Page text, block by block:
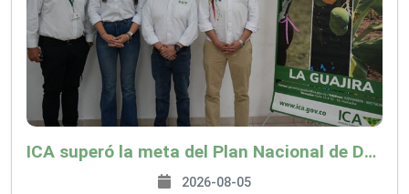
ICA superó la meta del Plan Nacional de Desarrollo y abrió 61 mercados internacionales
2026-08-05